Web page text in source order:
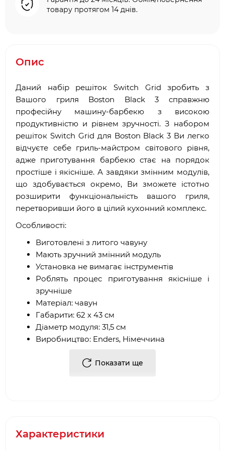
товару протягом 14 днів.
Опис
Даний набір решіток Switch Grid зробить з
Вашого гриля Boston Black 3 справжню
професійну машину-барбекю з високою
продуктивністю и рівнем зручності. З набором
решіток Switch Grid для Boston Black 3 Ви легко
відчуєте себе гриль-майстром світового рівня,
адже приготування барбекю стає на порядок
простіше і якісніше. А завдяки змінним модулів,
що здобувається окремо, Ви зможете істотно
розширити функціональність вашого гриля,
перетворивши його в цілий кухонний комплекс.
Особливості:
Виготовлені з литого чавуну
Мають зручний змінний модуль
Установка не вимагає інструментів
Роблять процес приготування якісніше і
зручніше
Матеріал: чавун
Габарити: 62 х 43 см
Діаметр модуля: 31,5 см
Виробництво: Enders, Німеччина
через інтернет-магазин
Показати ще
Характеристики